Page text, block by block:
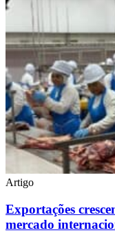
Artigo
Exportações
mercado